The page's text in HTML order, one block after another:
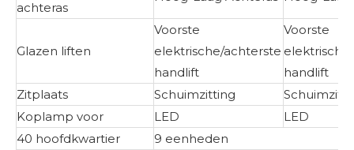
achteras
Glazen liften
Voorste
elektrische/achterste
handlift
Voorste
handlift
Zitplaats
Schuimzitting
Koplamp voor
LED
LED
40 hoofdkwartier
9 eenheden